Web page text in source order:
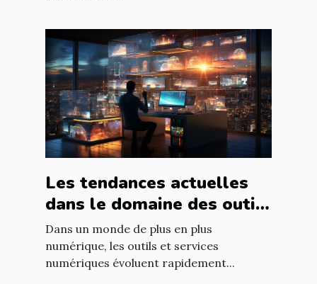
Les tendances actuelles
dans le domaine des outils
et services numériques
Dans un monde de plus en plus
numérique, les outils et services
numériques évoluent rapidement...